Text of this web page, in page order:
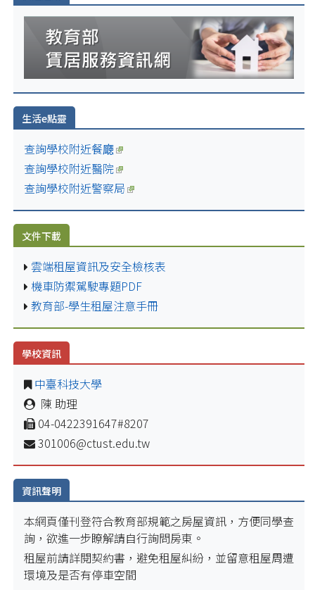
生活e點靈
查詢學校附近餐廰
查詢學校附近醫院
查詢學校附近警察局
文件下載
雲端租屋資訊及安全檢核表
機車防禦駕駛專題PDF
教育部-學生租屋注意手冊
學校資訊
中臺科技大學
陳 助理
04-0422391647#8207
301006@ctust.edu.tw
資訊聲明
本網頁僅刊登符合教育部規範之房屋資訊，方便同學查
詢，欲進一步瞭解請自行詢問房東。
租屋前請詳閱契約書，避免租屋糾紛，並留意租屋周遭
環境及是否有停車空間